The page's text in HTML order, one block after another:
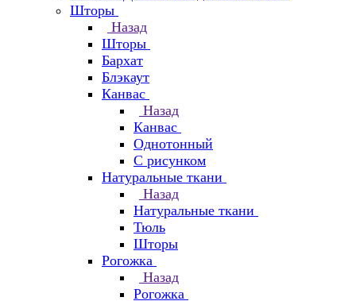
Шторы
Назад
Шторы
Бархат
Блэкаут
Канвас
Назад
Канвас
Однотонный
С рисунком
Натуральные ткани
Назад
Натуральные ткани
Тюль
Шторы
Рогожка
Назад
Рогожка